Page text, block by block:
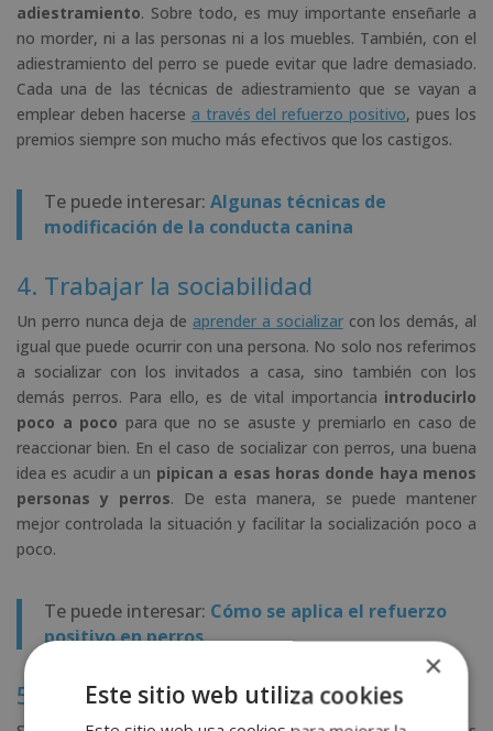
adiestramiento. Sobre todo, es muy importante enseñarle a
no morder, ni a las personas ni a los muebles. También, con el
adiestramiento del perro se puede evitar que ladre demasiado.
Cada una de las técnicas de adiestramiento que se vayan a
emplear deben hacerse a través del refuerzo positivo, pues los
premios siempre son mucho más efectivos que los castigos.
Te puede interesar: Algunas técnicas de
modificación de la conducta canina
4. Trabajar la sociabilidad
Un perro nunca deja deaprender a socializarcon los demás, al
igual que puede ocurrir con una persona. No solo nos referimos
a socializar con los invitados a casa, sino también con los
demás perros. Para ello, es de vital importancia introducirlo
poco a poco para que no se asuste y premiarlo en caso de
reaccionar bien. En el caso de socializar con perros, una buena
idea es acudir a un pipican a esas horas donde haya menos
personas y perros. De esta manera, se puede mantener
mejor controlada la situación y facilitar la socialización poco a
poco.
Te puede interesar: Cómo se aplica el refuerzo
positivo en perros
5. Evitar darle comida que no toca
×
Este sitio web utiliza cookies